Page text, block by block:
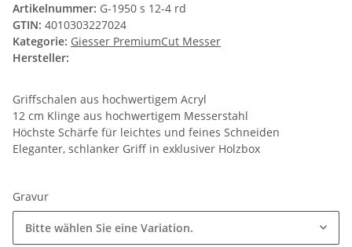
Artikelnummer: G-1950 s 12-4 rd
GTIN: 4010303227024
Kategorie: Giesser PremiumCut Messer
Hersteller:
Griffschalen aus hochwertigem Acryl
12 cm Klinge aus hochwertigem Messerstahl
Höchste Schärfe für leichtes und feines Schneiden
Eleganter, schlanker Griff in exklusiver Holzbox
Gravur
Bitte wählen Sie eine Variation.